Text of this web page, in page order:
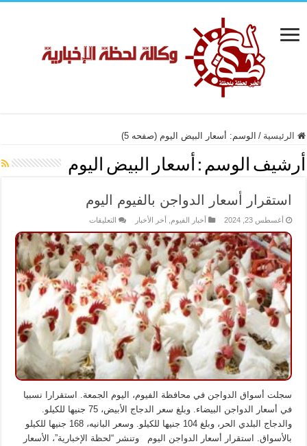
الرئيسية / الوسم: أسعار البيض اليوم (صفحه 5)
أرشيف الوسم : أسعار البيض اليوم
استقرار أسعار الدواجن بالفيوم اليوم
أغسطس 23, 2024 أخبار الفيوم أخر الأخبار التعليقاتعلى
أسعار
الدواجن
بالفيوم
اليوم
مغلقة
سجلت أسواق الدواجن في محافظة الفيوم، اليوم الجمعة. استقرارا نسبيا
في أسعار الدواجن البيضاء. وبلغ سعر الدجاج الأبيض، 75 جنيها للكيلو.
والدجاج البلدي الحر، وبلغ 104 جنيها للكيلو. وسعر البانيه، 168 جنيها للكيلو
بالأسواق. استقرار أسعار الدواجن اليوم وتنشر “لحظة الإخبارية”، الأسعار